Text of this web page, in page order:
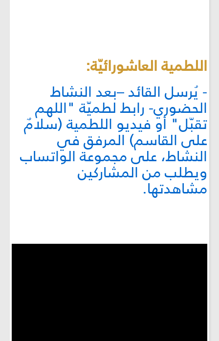
اللطمية العاشورائيّة:
- يُرسل القائد –بعد النشاط
الحضوري- رابط لطميّة "اللهم
تقبّل" أو فيديو اللطمية (سلامٌ
على القاسم) المرفق في
النشاط، على مجموعة الواتساب
ويطلب من المشاركين
مشاهدتها.